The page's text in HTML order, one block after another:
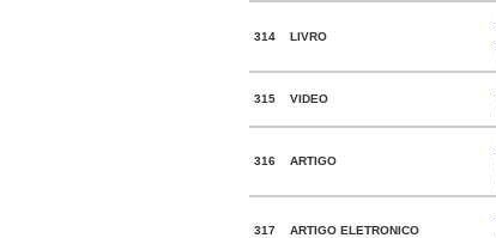
314 LIVRO
315 VIDEO
316 ARTIGO
317 ARTIGO ELETRONICO